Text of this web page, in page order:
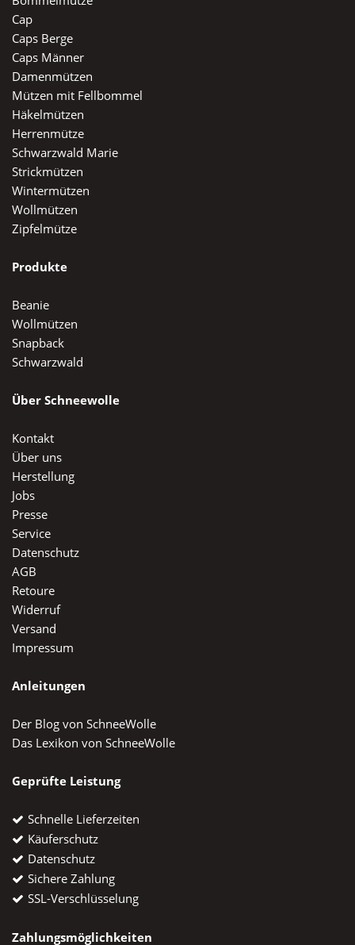
Cap
Caps Berge
Caps Männer
Damenmützen
Mützen mit Fellbommel
Häkelmützen
Herrenmütze
Schwarzwald Marie
Strickmützen
Wintermützen
Wollmützen
Zipfelmütze
Produkte
Beanie
Wollmützen
Snapback
Schwarzwald
Über Schneewolle
Kontakt
Über uns
Herstellung
Jobs
Presse
Service
Datenschutz
AGB
Retoure
Widerruf
Versand
Impressum
Anleitungen
Der Blog von SchneeWolle
Das Lexikon von SchneeWolle
Geprüfte Leistung
Schnelle Lieferzeiten
Käuferschutz
Datenschutz
Sichere Zahlung
SSL-Verschlüsselung
Zahlungsmöglichkeiten